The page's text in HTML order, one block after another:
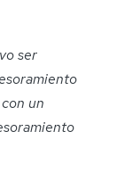
ser
un